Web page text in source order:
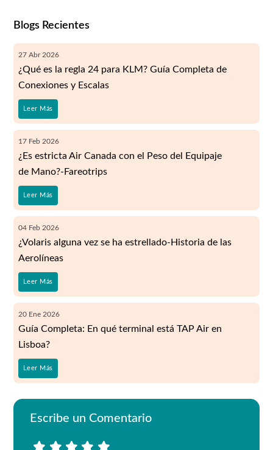
Blogs Recientes
27 Abr 2026
¿Qué es la regla 24 para KLM? Guía Completa de
Conexiones y Escalas
Leer Más
17 Feb 2026
¿Es estricta Air Canada con el Peso del Equipaje
de Mano?-Fareotrips
Leer Más
04 Feb 2026
¿Volaris alguna vez se ha estrellado-Historia de las
Aerolíneas
Leer Más
20 Ene 2026
Guía Completa: En qué terminal está TAP Air en
Lisboa?
Leer Más
Escribe un Comentario